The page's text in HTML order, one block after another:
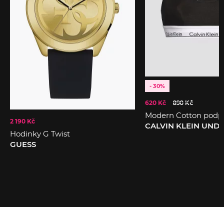
2 190 Kč
Hodinky G Twist
GUESS
- 30%
620 Kč 890 Kč
Modern Cotton
CALVIN KLEIN